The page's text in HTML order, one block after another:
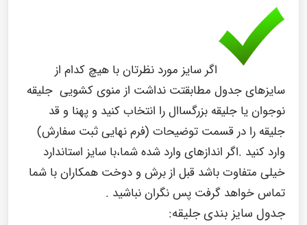
اگر سایز مورد نظرتان با هیچ کدام از
سایزهای جدول مطابقتت نداشت از منوی کشویی جلیقه
نوجوان یا جلیقه بزرگساال را انتخاب کنید و پهنا و قد
جلیقه را در قسمت توضیحات (فرم نهایی ثبت سفارش)
وارد کنید .اگر اندازهای وارد شده شما،با سایز استاندارد
خیلی متفاوت باشد قبل از برش و دوخت همکاران با شما
تماس خواهد گرفت پس نگران نباشید .
جدول سایز بندی جلیقه: